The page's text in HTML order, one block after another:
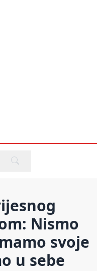
Nismo
svoje
u sebe